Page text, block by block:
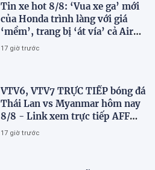
Tin xe hot 8/8: ‘Vua xe ga’ mới
của Honda trình làng với giá
‘mềm’, trang bị ‘át vía’ cả Air
Blade và SH
17 giờ trước
VTV6, VTV7 TRỰC TIẾP bóng đá
Thái Lan vs Myanmar hôm nay
8/8 - Link xem trực tiếp AFF
Cup 2026 mới nhất
17 giờ trước